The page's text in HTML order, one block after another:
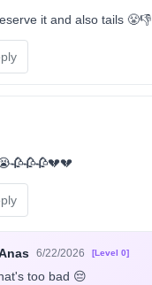
it and also tails 😤👎
6/22/2026 [Level 0]
too bad 😔